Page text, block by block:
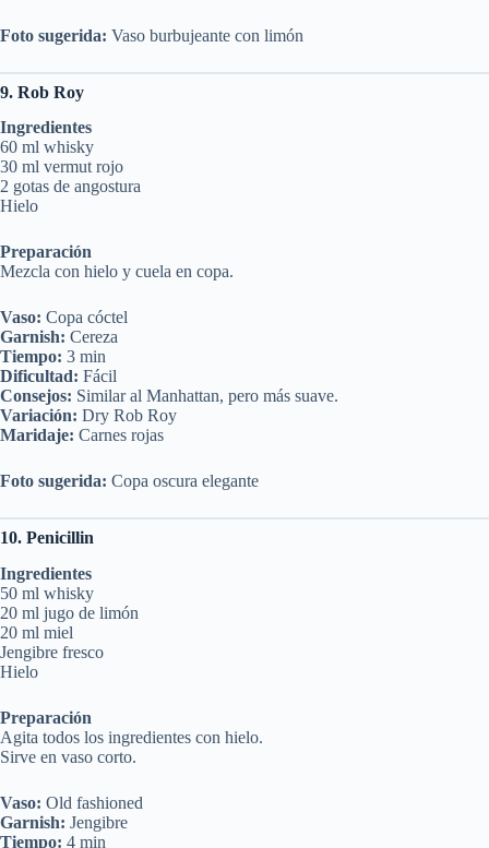
Foto sugerida: Vaso burbujeante con limón
9. Rob Roy
Ingredientes
60 ml whisky
30 ml vermut rojo
2 gotas de angostura
Hielo
Preparación
Mezcla con hielo y cuela en copa.
Vaso: Copa cóctel
Garnish: Cereza
Tiempo: 3 min
Dificultad: Fácil
Consejos: Similar al Manhattan, pero más suave.
Variación: Dry Rob Roy
Maridaje: Carnes rojas
Foto sugerida: Copa oscura elegante
10. Penicillin
Ingredientes
50 ml whisky
20 ml jugo de limón
20 ml miel
Jengibre fresco
Hielo
Preparación
Agita todos los ingredientes con hielo.
Sirve en vaso corto.
Vaso: Old fashioned
Garnish: Jengibre
Tiempo: 4 min